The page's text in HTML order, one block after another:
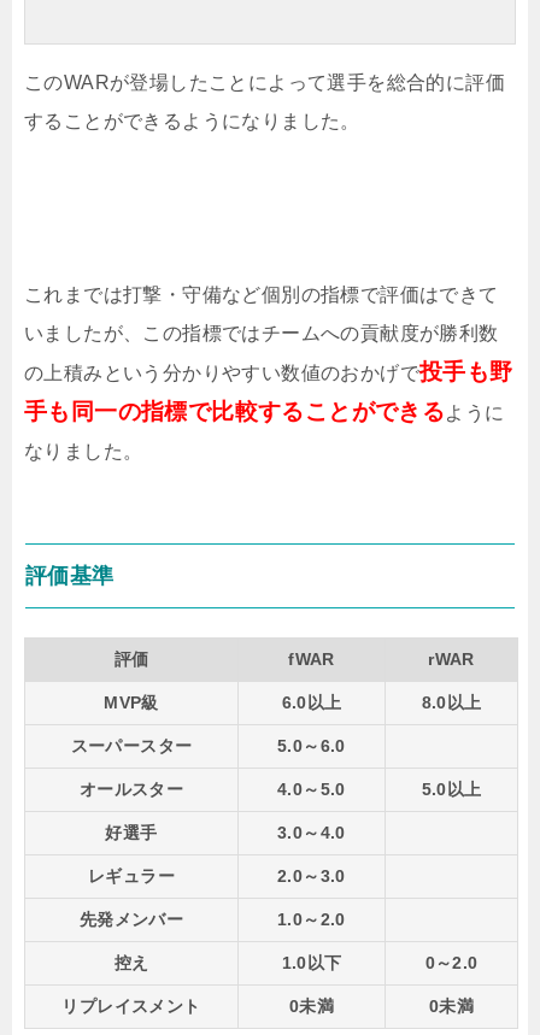
このWARが登場したことによって選手を総合的に評価
することができるようになりました。
これまでは打撃・守備など個別の指標で評価はできて
いましたが、この指標ではチームへの貢献度が勝利数
の上積みという分かりやすい数値のおかげで投手も野
手も同一の指標で比較することができるように
なりました。
評価基準
評価 fWAR rWAR
MVP級 6.0以上 8.0以上
スーパースター 5.0～6.0
オールスター 4.0～5.0 5.0以上
好選手 3.0～4.0
レギュラー 2.0～3.0
先発メンバー 1.0～2.0
控え 1.0以下 0～2.0
リプレイスメント 0未満 0未満